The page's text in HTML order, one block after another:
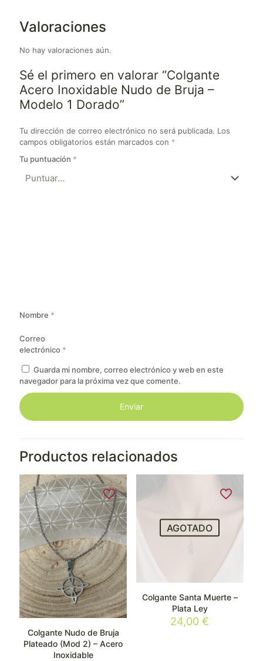
Valoraciones
No hay valoraciones aún.
Sé el primero en valorar “Colgante
Acero Inoxidable Nudo de Bruja –
Modelo 1 Dorado”
Tu dirección de correo electrónico no será publicada. Los
campos obligatorios están marcados con *
Tu puntuación *
Nombre *
Correo
electrónico *
Guarda mi nombre, correo electrónico y web en este
navegador para la próxima vez que comente.
Productos relacionados
Colgante Nudo de Bruja
Plateado (Mod 2) – Acero
Inoxidable
AGOTADO
Colgante Santa Muerte –
Plata Ley
24,00€